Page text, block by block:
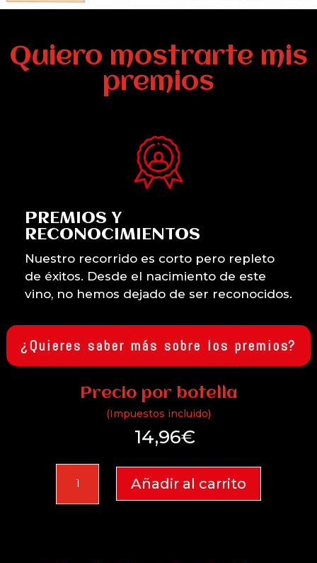
Quiero mostrarte mis
premios
PREMIOS Y
RECONOCIMIENTOS
Nuestro recorrido es corto pero repleto
de éxitos. Desde el nacimiento de este
vino, no hemos dejado de ser reconocidos.
¿Quieres saber más sobre los premios?
Precio por botella
(Impuestos incluido)
14,96€
2024
cantidad
Añadir al carrito